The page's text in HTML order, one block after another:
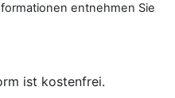
entnehmen Sie
ist kostenfrei.